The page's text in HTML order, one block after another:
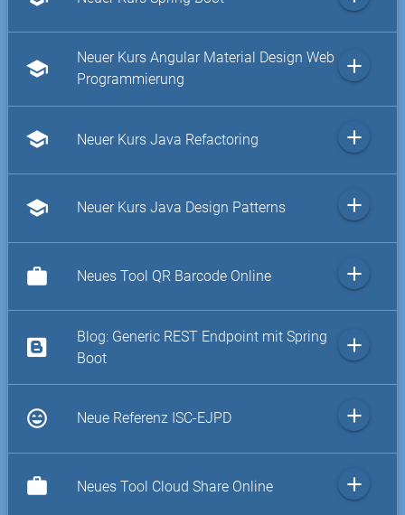
school
Neuer Kurs Angular Material Design Web
Programmierung
add
school Neuer Kurs Java Refactoring add
school Neuer Kurs Java Design Patterns add
work Neues Tool QR Barcode Online add
Blog: Generic REST Endpoint mit Spring
Boot
add
sentiment_very_satisfied Neue Referenz ISC-EJPD add
work Neues Tool Cloud Share Online add